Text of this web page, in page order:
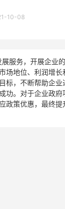
10-08
展服务，开展企业
场地位、利润增长
标，不断帮助企业
功。对于企业政府
政策优惠，最终提